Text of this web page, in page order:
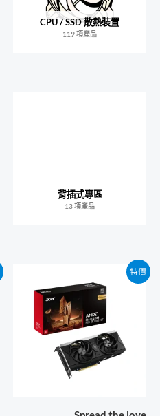
CPU / SSD 散熱裝置
119 項產品
背插式專區
13 項產品
特價